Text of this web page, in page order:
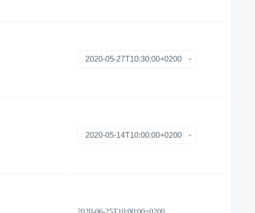
2020-06-25T10:00:00+0200